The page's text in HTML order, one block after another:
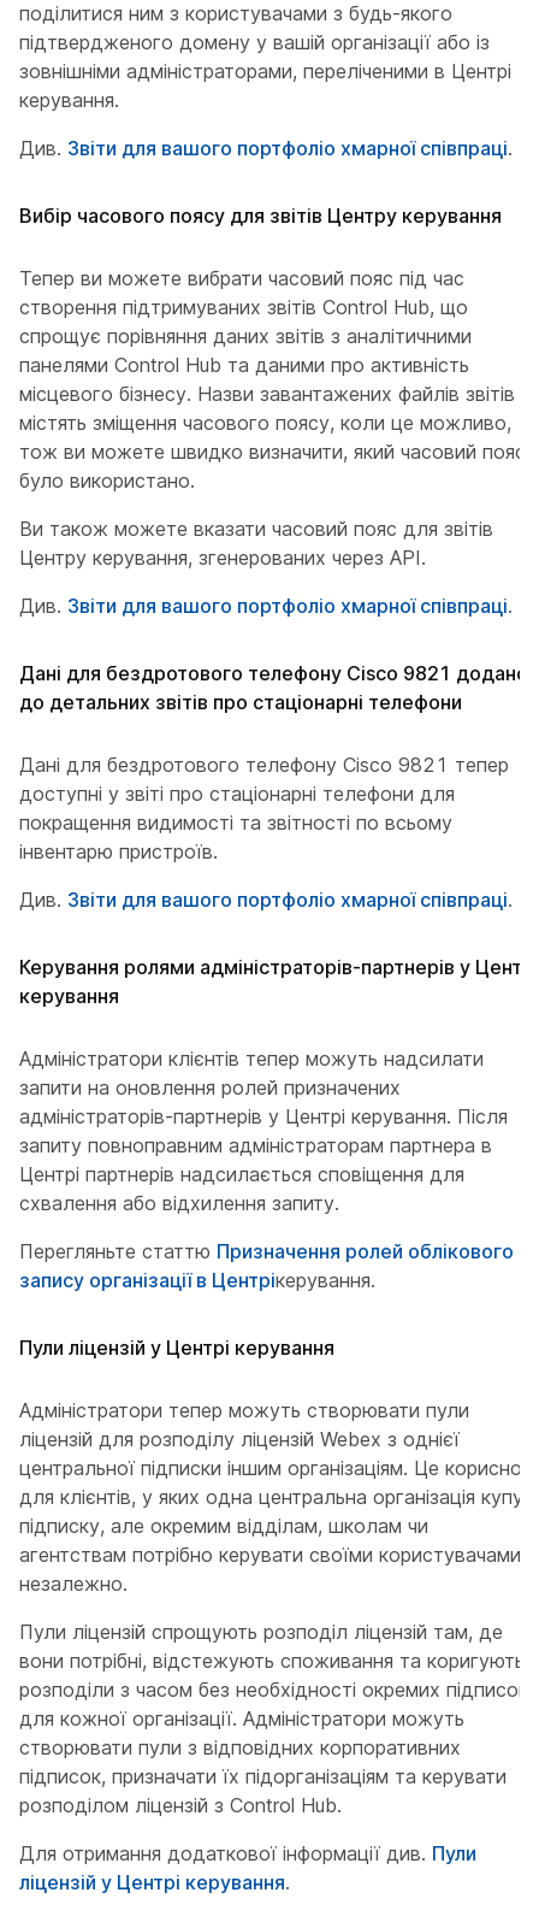
поділитися ним з користувачами з будь-якого
підтвердженого домену у вашій організації або із
зовнішніми адміністраторами, переліченими в Центрі
керування.
Див. Звіти для вашого портфоліо хмарної співпраці.
Вибір часового поясу для звітів Центру керування
Тепер ви можете вибрати часовий пояс під час
створення підтримуваних звітів Control Hub, що
спрощує порівняння даних звітів з аналітичними
панелями Control Hub та даними про активність
місцевого бізнесу. Назви завантажених файлів звітів
містять зміщення часового поясу, коли це можливо,
тож ви можете швидко визначити, який часовий пояс
було використано.
Ви також можете вказати часовий пояс для звітів
Центру керування, згенерованих через API.
Див. Звіти для вашого портфоліо хмарної співпраці.
Дані для бездротового телефону Cisco 9821 додано
до детальних звітів про стаціонарні телефони
Дані для бездротового телефону Cisco 9821 тепер
доступні у звіті про стаціонарні телефони для
покращення видимості та звітності по всьому
інвентарю пристроїв.
Див. Звіти для вашого портфоліо хмарної співпраці.
Керування ролями адміністраторів-партнерів у Центрі
керування
Адміністратори клієнтів тепер можуть надсилати
запити на оновлення ролей призначених
адміністраторів-партнерів у Центрі керування. Після
запиту повноправним адміністраторам партнера в
Центрі партнерів надсилається сповіщення для
схвалення або відхилення запиту.
Перегляньте статтю Призначення ролей облікового
запису організації в Центрікерування.
Пули ліцензій у Центрі керування
Адміністратори тепер можуть створювати пули
ліцензій для розподілу ліцензій Webex з однієї
центральної підписки іншим організаціям. Це корисно
для клієнтів, у яких одна центральна організація купує
підписку, але окремим відділам, школам чи
агентствам потрібно керувати своїми користувачами
незалежно.
Пули ліцензій спрощують розподіл ліцензій там, де
вони потрібні, відстежують споживання та коригують
розподіли з часом без необхідності окремих підписок
для кожної організації. Адміністратори можуть
створювати пули з відповідних корпоративних
підписок, призначати їх підорганізаціям та керувати
розподілом ліцензій з Control Hub.
Для отримання додаткової інформації див. Пули
ліцензій у Центрі керування.